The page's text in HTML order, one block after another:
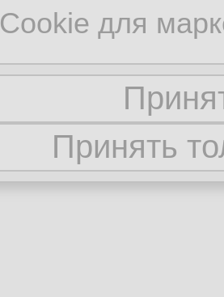
Cookie для